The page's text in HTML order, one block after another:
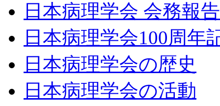
日本病理学会 会務報
日本病理学会100周年
日本病理学会の歴史
日本病理学会の活動